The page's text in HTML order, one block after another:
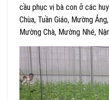
cầu phục vị bà con ở các
Chùa, Tuần Giáo, Mường Ảng,
Mường Chà, Mường Nhé,